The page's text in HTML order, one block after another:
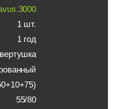
1 шт.
1 год
55/80